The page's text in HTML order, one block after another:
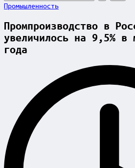
Posted
Промышленность
Промпроизводство в
увеличилось на 9,5% в
года